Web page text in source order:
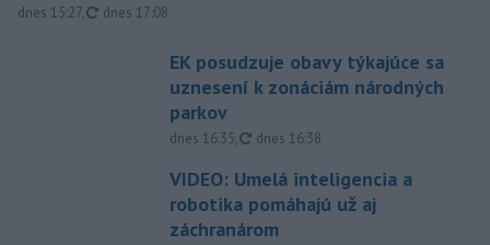
dnes 15:27, aktualizované
dnes 17:08
EK posudzuje obavy týkajúce sa
uznesení k zonáciám národných
parkov
dnes 16:35, aktualizované
dnes 16:38
VIDEO: Umelá inteligencia a
robotika pomáhajú už aj
záchranárom